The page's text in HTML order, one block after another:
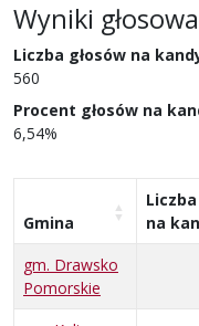
Wyniki
Liczba głosów na
560
Procent głosów na
6,54%
Gmina
na
gm. Drawsko
Pomorskie